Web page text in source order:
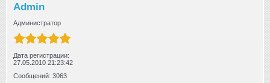
Admin
Администратор
Дата регистрации:
27.05.2010 21:23:42
Сообщений: 3063